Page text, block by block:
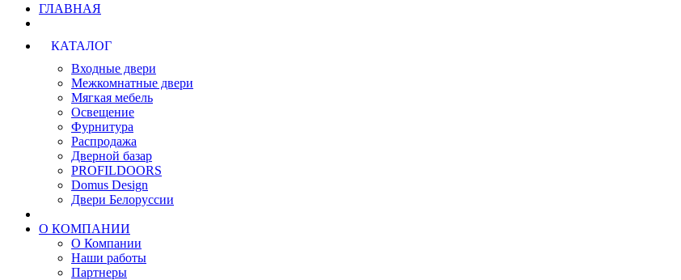
ГЛАВНАЯ
КАТАЛОГ
Входные двери
Межкомнатные двери
Мягкая мебель
Освещение
Фурнитура
Распродажа
Дверной базар
PROFILDOORS
Domus Design
Двери Белоруссии
О КОМПАНИИ
О Компании
Наши работы
Партнеры